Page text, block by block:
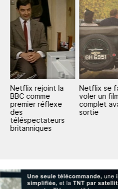
Netflix rejoint la
BBC comme
premier réflexe
des
téléspectateurs
britanniques
Netflix se
voler un
complet
sortie